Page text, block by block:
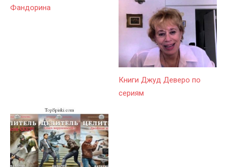
Фандорина
Книги Джуд Деверо по
сериям